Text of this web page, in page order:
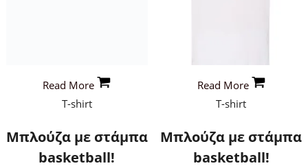
Read More
T-shirt
Μπλούζα με στάμπα
basketball!
Read More
T-shirt
Μπλούζα με στάμπα
basketball!